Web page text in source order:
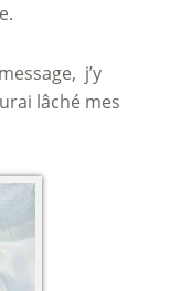
j’y
lâché mes